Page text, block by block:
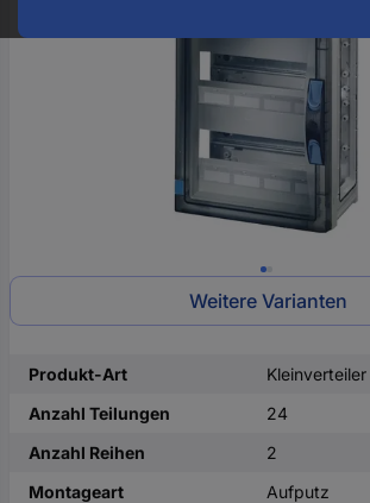
Weitere Varianten
Produkt-Art
Kleinverteiler
Anzahl Teilungen
24
Anzahl Reihen
2
Montageart
Aufputz